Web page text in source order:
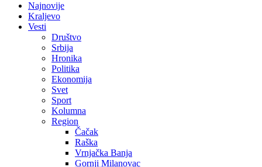
Najnovije
Kraljevo
Vesti
Društvo
Srbija
Hronika
Politika
Ekonomija
Svet
Sport
Kolumna
Region
Čačak
Raška
Vrnjačka Banja
Gornji Milanovac